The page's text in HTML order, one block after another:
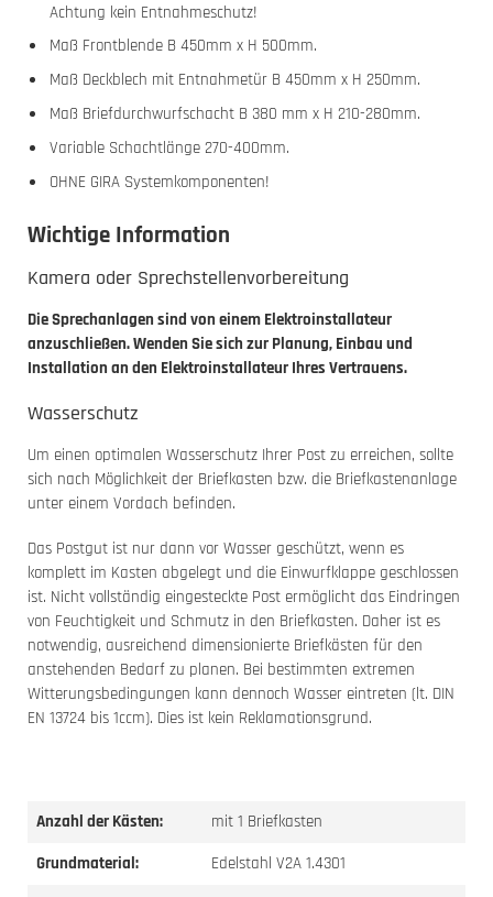
Achtung kein Entnahmeschutz!
Maß Frontblende B 450mm x H 500mm.
Maß Deckblech mit Entnahmetür B 450mm x H 250mm.
Maß Briefdurchwurfschacht B 380 mm x H 210-280mm.
Variable Schachtlänge 270-400mm.
OHNE GIRA Systemkomponenten!
Wichtige Information
Kamera oder Sprechstellenvorbereitung
Die Sprechanlagen sind von einem Elektroinstallateur
anzuschließen. Wenden Sie sich zur Planung, Einbau und
Installation an den Elektroinstallateur Ihres Vertrauens.
Wasserschutz
Um einen optimalen Wasserschutz Ihrer Post zu erreichen, sollte
sich nach Möglichkeit der Briefkasten bzw. die Briefkastenanlage
unter einem Vordach befinden.
Das Postgut ist nur dann vor Wasser geschützt, wenn es
komplett im Kasten abgelegt und die Einwurfklappe geschlossen
ist. Nicht vollständig eingesteckte Post ermöglicht das Eindringen
von Feuchtigkeit und Schmutz in den Briefkasten. Daher ist es
notwendig, ausreichend dimensionierte Briefkästen für den
anstehenden Bedarf zu planen. Bei bestimmten extremen
Witterungsbedingungen kann dennoch Wasser eintreten (lt. DIN
EN 13724 bis 1ccm). Dies ist kein Reklamationsgrund.
Anzahl der Kästen:
mit 1 Briefkasten
Grundmaterial:
Edelstahl V2A 1.4301